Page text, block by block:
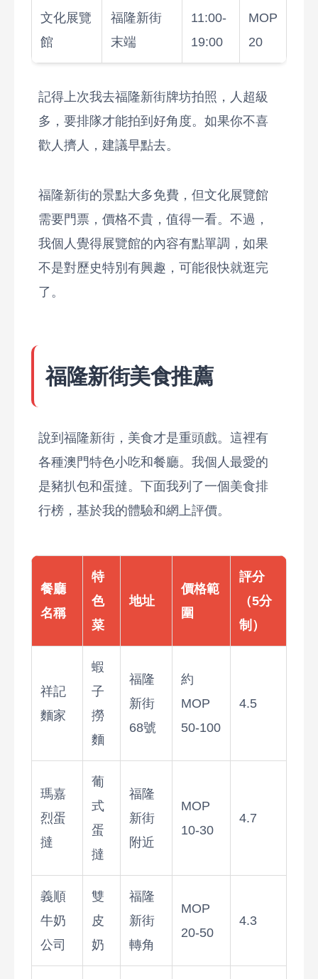
文化展覽
館
福隆新街
末端
11:00-
19:00
MOP
20
記得上次我去福隆新街牌坊拍照，人超級
多，要排隊才能拍到好角度。如果你不喜
歡人擠人，建議早點去。
福隆新街的景點大多免費，但文化展覽館
需要門票，價格不貴，值得一看。不過，
我個人覺得展覽館的內容有點單調，如果
不是對歷史特別有興趣，可能很快就逛完
了。
福隆新街美食推薦
說到福隆新街，美食才是重頭戲。這裡有
各種澳門特色小吃和餐廳。我個人最愛的
是豬扒包和蛋撻。下面我列了一個美食排
行榜，基於我的體驗和網上評價。
餐廳
名稱
特
色
菜
地址
價格範
圍
評分
（5分
制）
祥記
麵家
蝦
子
撈
麵
福隆
新街
68號
約
MOP
50-100
4.5
瑪嘉
烈蛋
撻
葡
式
蛋
撻
福隆
新街
附近
MOP
10-30
4.7
義順
牛奶
公司
雙
皮
奶
福隆
新街
轉角
MOP
20-50
4.3